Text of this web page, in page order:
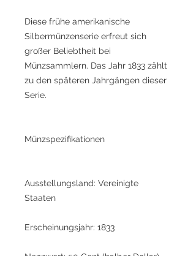
Diese frühe amerikanische
Silbermünzenserie erfreut sich
großer Beliebtheit bei
Münzsammlern. Das Jahr 1833 zählt
zu den späteren Jahrgängen dieser
Serie.
Münzspezifikationen
Ausstellungsland: Vereinigte
Staaten
Erscheinungsjahr: 1833